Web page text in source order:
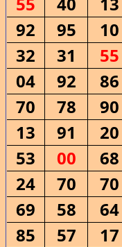
92
95 10
32
31 55
04
92 86
70
78 90
13
91 20
53
00 68
24
70 70
69
58 64
85
57 17